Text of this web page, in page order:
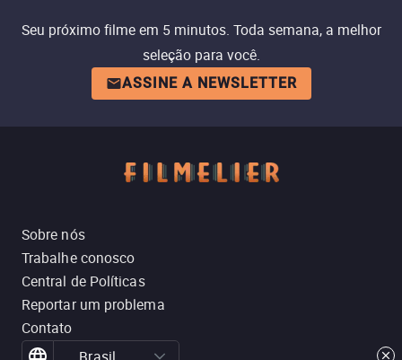
Seu próximo filme em 5 minutos. Toda semana, a melhor
seleção para você.
ASSINE A NEWSLETTER
Sobre nós
Trabalhe conosco
Central de Políticas
Reportar um problema
Contato